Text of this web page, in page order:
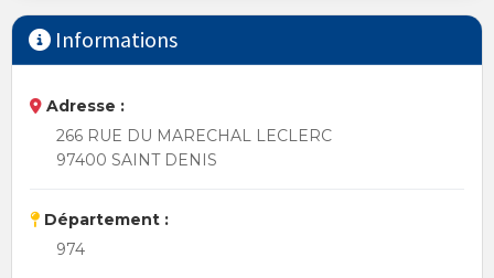
Informations
Adresse :
266 RUE DU MARECHAL LECLERC
97400 SAINT DENIS
Département :
974